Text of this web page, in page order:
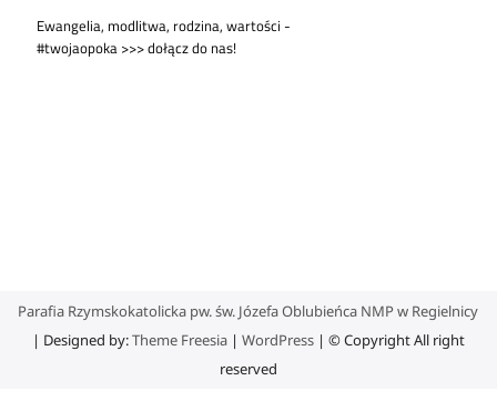
Parafia Rzymskokatolicka pw. św. Józefa Oblubieńca NMP w Regielnicy
| Designed by:Theme Freesia| WordPress| © Copyright All right
reserved